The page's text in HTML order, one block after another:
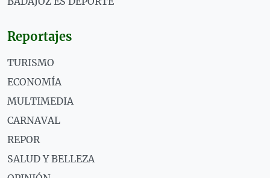
Reportajes
TURISMO
ECONOMÍA
MULTIMEDIA
CARNAVAL
REPOR
SALUD Y BELLEZA